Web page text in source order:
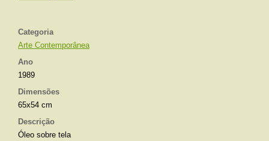
Categoria
Arte Contemporânea
Ano
1989
Dimensões
65x54 cm
Descrição
Óleo sobre tela